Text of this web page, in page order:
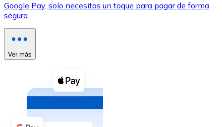
Ver todo
Compra criptomonedas con efectivo en tu tienda más
Comprar con efectivo
Transferencia SEPA
Añade fondos a tu cuenta Bitnovo o realiza compras
Google Pay, solo necesitas un toque para pagar de forma
segura.
Ver más